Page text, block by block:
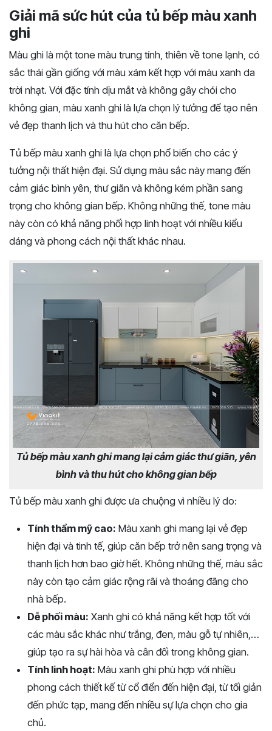
Giải mã sức hút của tủ bếp màu xanh
ghi
Màu ghi là một tone màu trung tính, thiên về tone lạnh, có
sắc thái gần giống với màu xám kết hợp với màu xanh da
trời nhạt. Với đặc tính dịu mắt và không gây chói cho
không gian, màu xanh ghi là lựa chọn lý tưởng để tạo nên
vẻ đẹp thanh lịch và thu hút cho căn bếp.
Tủ bếp màu xanh ghi là lựa chọn phổ biến cho các ý
tưởng nội thất hiện đại. Sử dụng màu sắc này mang đến
cảm giác bình yên, thư giãn và không kém phần sang
trọng cho không gian bếp. Không những thế, tone màu
này còn có khả năng phối hợp linh hoạt với nhiều kiểu
dáng và phong cách nội thất khác nhau.
Tủ bếp màu xanh ghi mang lại cảm giác thư giãn, yên
bình và thu hút cho không gian bếp
Tủ bếp màu xanh ghi được ưa chuộng vì nhiều lý do:
Tính thẩm mỹ cao: Màu xanh ghi mang lại vẻ đẹp
hiện đại và tinh tế, giúp căn bếp trở nên sang trọng và
thanh lịch hơn bao giờ hết. Không những thế, màu sắc
này còn tạo cảm giác rộng rãi và thoáng đãng cho
nhà bếp.
Dễ phối màu: Xanh ghi có khả năng kết hợp tốt với
các màu sắc khác như trắng, đen, màu gỗ tự nhiên,…
giúp tạo ra sự hài hòa và cân đối trong không gian.
Tính linh hoạt: Màu xanh ghi phù hợp với nhiều
phong cách thiết kế từ cổ điển đến hiện đại, từ tối giản
đến phức tạp, mang đến nhiều sự lựa chọn cho gia
chủ.